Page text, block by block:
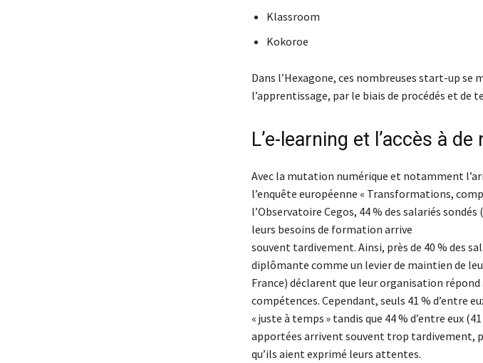
Klassroom
Kokoroe
Dans l’Hexagone, ces nombreuses start-up se
l’apprentissage, par le biais de procédés et de
L’e-learning et l’accès à
Avec la mutation numérique et notamment
l’enquête européenne « Transformations,
l’Observatoire Cegos, 44 % des salariés
leurs besoins de formation arrive
souvent tardivement. Ainsi, près de 40 % des
diplômante comme un levier de maintien de
France) déclarent que leur organisation
compétences. Cependant, seuls 41 % d’entre
« juste à temps » tandis que 44 % d’entre eux
apportées arrivent souvent trop tardivement,
qu’ils aient exprimé leurs attentes.